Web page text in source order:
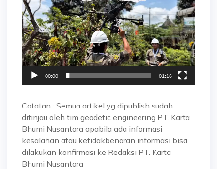
00:00 01:16
Catatan : Semua artikel yg dipublish sudah
ditinjau oleh tim geodetic engineering PT. Karta
Bhumi Nusantara apabila ada informasi
kesalahan atau ketidakbenaran informasi bisa
dilakukan konfirmasi ke Redaksi PT. Karta
Bhumi Nusantara